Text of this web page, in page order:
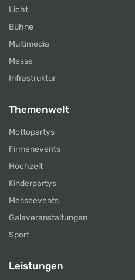
Licht
Bühne
Multimedia
Messe
Infrastruktur
Themenwelt
Mottopartys
Firmenevents
Hochzeit
Kinderpartys
Messeevents
Galaveranstaltungen
Sport
Leistungen